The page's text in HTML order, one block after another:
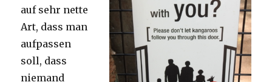
auf sehr nette
Art, dass man
aufpassen
soll, dass
niemand